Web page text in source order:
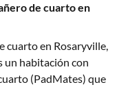
de cuarto en
cuarto en Rosaryville,
un habitación con
(PadMates) que